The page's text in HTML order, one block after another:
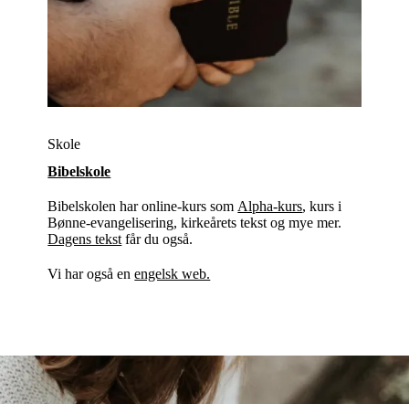
Skole
Bibelskole
Bibelskolen har online-kurs som Alpha-kurs, kurs i
Bønne-evangelisering, kirkeårets tekst og mye mer.
Dagens tekst får du også.
Vi har også enengelsk web.